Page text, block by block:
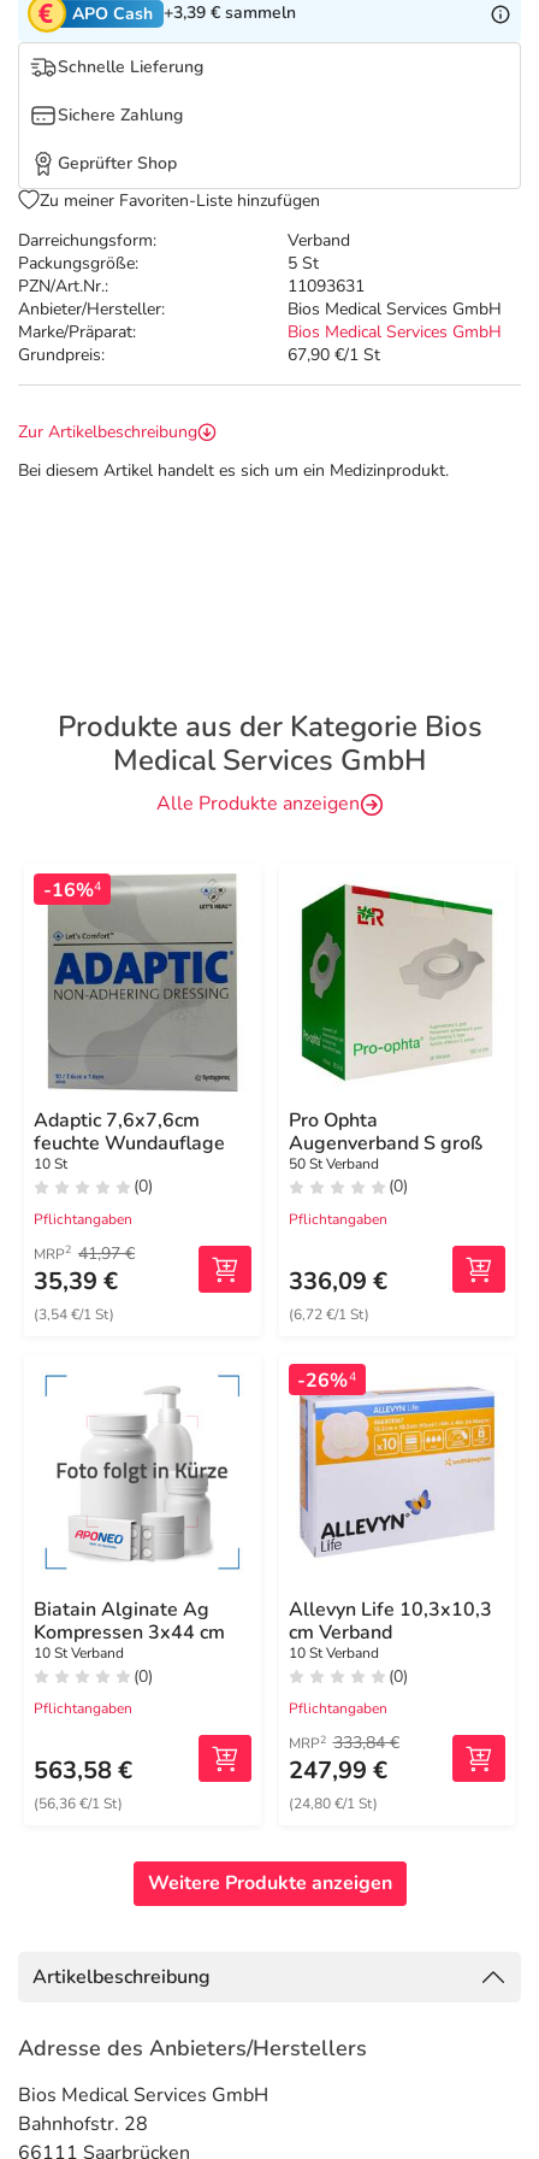
Tierapotheke
Marken
Salus Deals
Darreichungsform:
Verband
Packungsgröße:
5 St
PZN/Art.Nr.:
11093631
Anbieter/Hersteller:
Bios Medical Services GmbH
Marke/Präparat:
Bios Medical Services GmbH
Grundpreis:
67,90 €/1 St
APO Cash +3,39 € sammeln
Schnelle Lieferung
Sichere Zahlung
Geprüfter Shop
Zu meiner Favoriten-Liste hinzufügen
Zur Artikelbeschreibung
Bei diesem Artikel handelt es sich um ein Medizinprodukt.
Produkte aus der Kategorie Bios
Medical Services GmbH
Alle Produkte anzeigen
-16%4
Adaptic 7,6x7,6cm
feuchte Wundauflage
10 St
(0)
Pflichtangaben
MRP2 41,97 €
35,39 €
(3,54 €/1 St)
Pro Ophta
Augenverband S groß
50 St Verband
(0)
Pflichtangaben
336,09 €
(6,72 €/1 St)
Biatain Alginate Ag
Kompressen 3x44 cm
10 St Verband
(0)
Pflichtangaben
563,58 €
(56,36 €/1 St)
-26%4
Allevyn Life 10,3x10,3
cm Verband
10 St Verband
(0)
Pflichtangaben
MRP2 333,84 €
247,99 €
(24,80 €/1 St)
Weitere Produkte anzeigen
Artikelbeschreibung
Adresse des Anbieters/Herstellers
Bios Medical Services GmbH
Bahnhofstr. 28
66111 Saarbrücken